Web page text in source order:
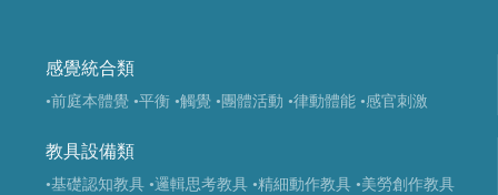
感覺統合類
•前庭本體覺 •平衡 •觸覺 •團體活動 •律動體能 •感官刺激
教具設備類
•基礎認知教具 •邏輯思考教具 •精細動作教具 •美勞創作教具